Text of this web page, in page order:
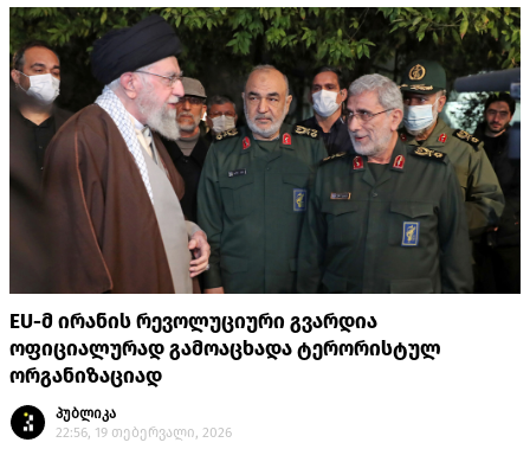
EU-მ ირანის რევოლუციური გვარდია
ოფიციალურად გამოაცხადა ტერორისტულ
ორგანიზაციად
პუბლიკა
22:56, 19 თებერვალი, 2026